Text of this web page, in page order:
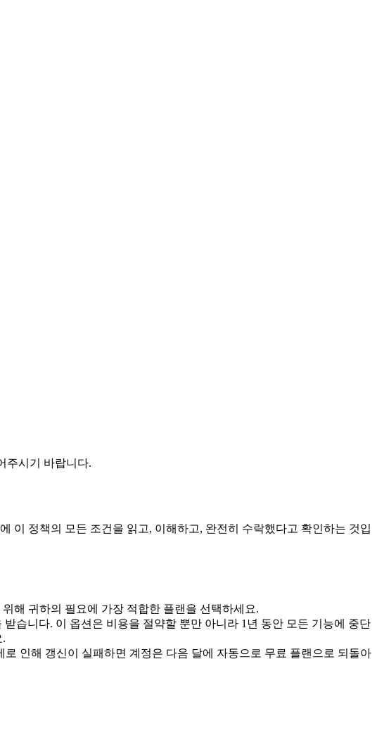
주시기 바랍니다.
이 정책의 모든 조건을 읽고, 이해하고, 완전히 수락했다고 확인하는 것입
해 귀하의 필요에 가장 적합한 플랜을 선택하세요.
습니다. 이 옵션은 비용을 절약할 뿐만 아니라 1년 동안 모든 기능에 중단
.
인해 갱신이 실패하면 계정은 다음 달에 자동으로 무료 플랜으로 되돌아